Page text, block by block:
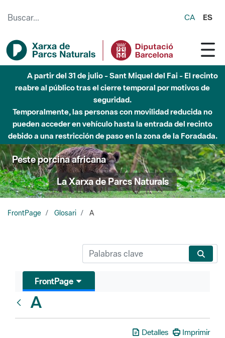
CA ES
A partir del 31 de julio - Sant Miquel del Fai - El recinto
reabre al público tras el cierre temporal por motivos de
seguridad.
Temporalmente, las personas con movilidad reducida no
pueden acceder en vehículo hasta la entrada del recinto
debido a una restricción de paso en la zona de la Foradada.
Peste porcina africana
La Xarxa de Parcs Naturals
FrontPage Glosari A
FrontPage
A
Detalles Imprimir